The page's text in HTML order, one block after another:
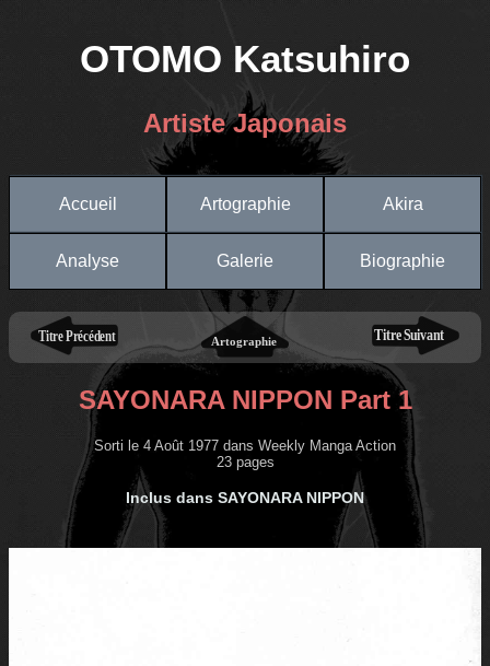
OTOMO Katsuhiro
Artiste Japonais
Accueil Artographie Akira
Analyse Galerie Biographie
SAYONARA NIPPON Part 1
Sorti le 4 Août 1977 dans Weekly Manga Action
23 pages
Inclus dans SAYONARA NIPPON